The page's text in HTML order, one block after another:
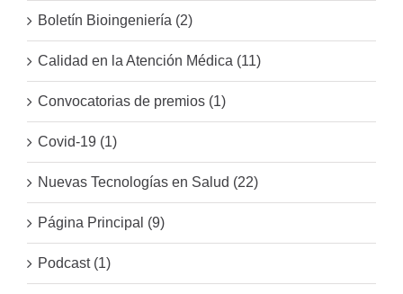
Boletín Bioingeniería (2)
Calidad en la Atención Médica (11)
Convocatorias de premios (1)
Covid-19 (1)
Nuevas Tecnologías en Salud (22)
Página Principal (9)
Podcast (1)